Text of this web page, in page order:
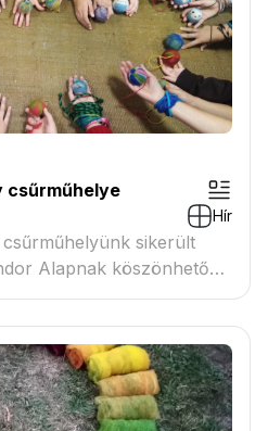
csűrműhelye
Hír
sikerült
Alapnak köszönhetően
előtt is.